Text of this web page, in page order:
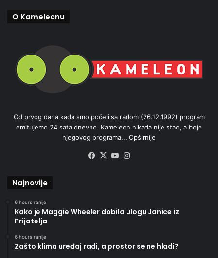
O Kameleonu
Od prvog dana kada smo počeli sa radom (26.12.1992) program
emitujemo 24 sata dnevno. Kameleon nikada nije stao, a boje
njegovog programa... Opširnije
Facebook
X YouTube
Najnovije
6 hours ranije
Kako je Maggie Wheeler dobila ulogu Janice iz
Prijatelja
6 hours ranije
Zašto klima uređaj radi, a prostor se ne hladi?